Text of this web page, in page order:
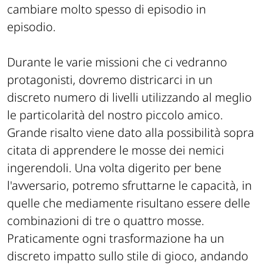
cambiare molto spesso di episodio in
episodio.
Durante le varie missioni che ci vedranno
protagonisti, dovremo districarci in un
discreto numero di livelli utilizzando al meglio
le particolarità del nostro piccolo amico.
Grande risalto viene dato alla possibilità sopra
citata di apprendere le mosse dei nemici
ingerendoli. Una volta digerito per bene
l'avversario, potremo sfruttarne le capacità, in
quelle che mediamente risultano essere delle
combinazioni di tre o quattro mosse.
Praticamente ogni trasformazione ha un
discreto impatto sullo stile di gioco, andando